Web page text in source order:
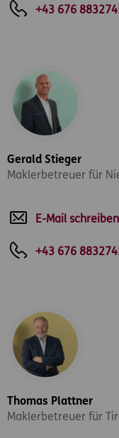
+43 676
Gerald Stieger
Maklerbetreuer für
E-Mail schreiben
+43 676
Thomas Plattner
Maklerbetreuer für